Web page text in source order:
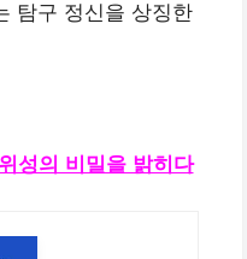
탐구 정신을 상징한
성의 비밀을 밝히다